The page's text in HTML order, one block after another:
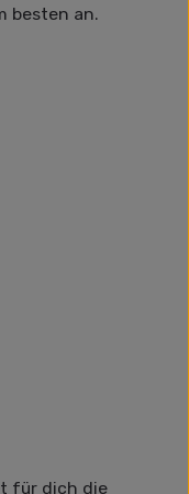
besten an.
für dich die